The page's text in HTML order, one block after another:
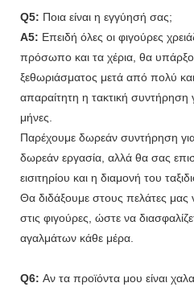
Q5: Ποια είναι η εγγύησή σας;
A5: Επειδή όλες οι φιγούρες
πρόσωπο και τα χέρια, θα
ξεθωριάσματος μετά από πολύ
απαραίτητη η τακτική συντήρηση
μήνες.
Παρέχουμε δωρεάν συντήρηση για
δωρεάν εργασία, αλλά θα σας
εισιτηρίου και η διαμονή του
Θα διδάξουμε στους πελάτες μας
στις φιγούρες, ώστε να
αγαλμάτων κάθε μέρα.
Q6: Αν τα προϊόντα μου είναι